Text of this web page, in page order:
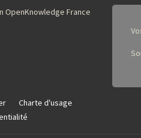
OpenKnowledge France
Charte d'usage